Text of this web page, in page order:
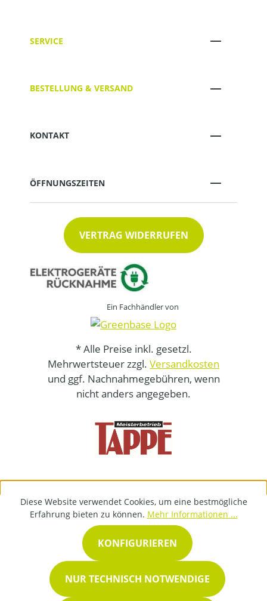
SERVICE
BESTELLUNG & VERSAND
KONTAKT
ÖFFNUNGSZEITEN
VERTRAG WIDERRUFEN
Ein Fachhändler von
* Alle Preise inkl. gesetzl.
Mehrwertsteuer zzgl. Versandkosten
und ggf. Nachnahmegebühren, wenn
nicht anders angegeben.
Diese Website verwendet Cookies, um eine bestmögliche
Erfahrung bieten zu können. Mehr Informationen ...
NUR TECHNISCH NOTWENDIGE
KONFIGURIEREN